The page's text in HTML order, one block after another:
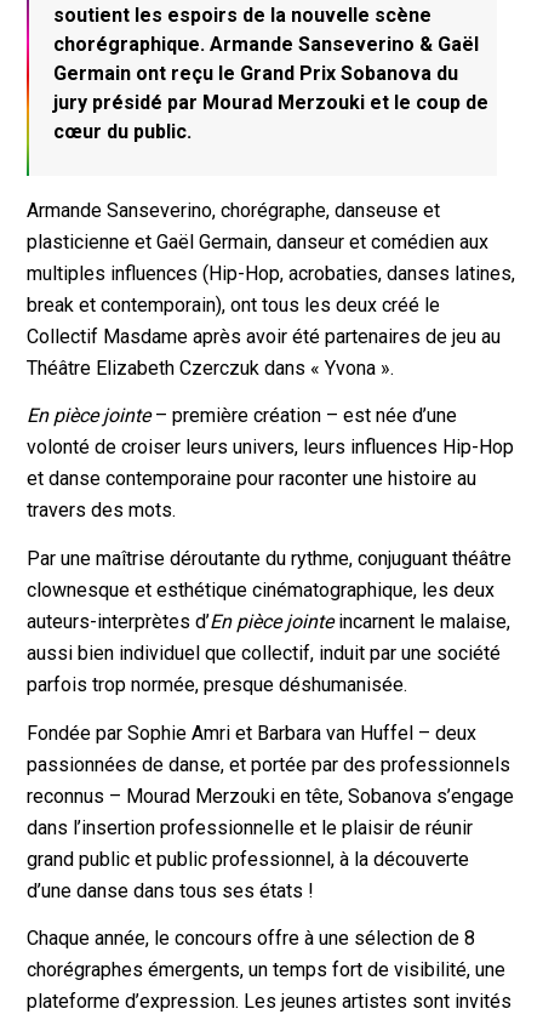
soutient les espoirs de la nouvelle scène
chorégraphique. Armande Sanseverino & Gaël
Germain ont reçu le Grand Prix Sobanova du
jury présidé par Mourad Merzouki et le coup de
cœur du public.
Armande Sanseverino, chorégraphe, danseuse et
plasticienne et Gaël Germain, danseur et comédien aux
multiples influences (Hip-Hop, acrobaties, danses latines,
break et contemporain), ont tous les deux créé le
Collectif Masdame après avoir été partenaires de jeu au
Théâtre Elizabeth Czerczuk dans « Yvona ».
En pièce jointe– première création – est née d’une
volonté de croiser leurs univers, leurs influences Hip-Hop
et danse contemporaine pour raconter une histoire au
travers des mots.
Par une maîtrise déroutante du rythme, conjuguant théâtre
clownesque et esthétique cinématographique, les deux
auteurs-interprètes d’En pièce jointeincarnent le malaise,
aussi bien individuel que collectif, induit par une société
parfois trop normée, presque déshumanisée.
Fondée par Sophie Amri et Barbara van Huffel – deux
passionnées de danse, et portée par des professionnels
reconnus – Mourad Merzouki en tête, Sobanova s’engage
dans l’insertion professionnelle et le plaisir de réunir
grand public et public professionnel, à la découverte
d’une danse dans tous ses états !
Chaque année, le concours offre à une sélection de 8
chorégraphes émergents, un temps fort de visibilité, une
plateforme d’expression. Les jeunes artistes sont invités